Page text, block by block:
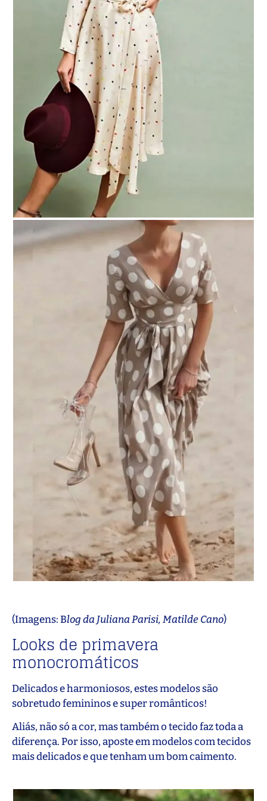
(Imagens: Blog da Juliana Parisi, Matilde Cano)
Looks de primavera
monocromáticos
Delicados e harmoniosos, estes modelos são
sobretudo femininos e super românticos!
Aliás, não só a cor, mas também o tecido faz toda a
diferença. Por isso, aposte em modelos com tecidos
mais delicados e que tenham um bom caimento.